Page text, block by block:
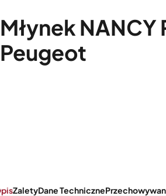
Młynek NANCY
Peugeot
ZaletyDane Techniczne